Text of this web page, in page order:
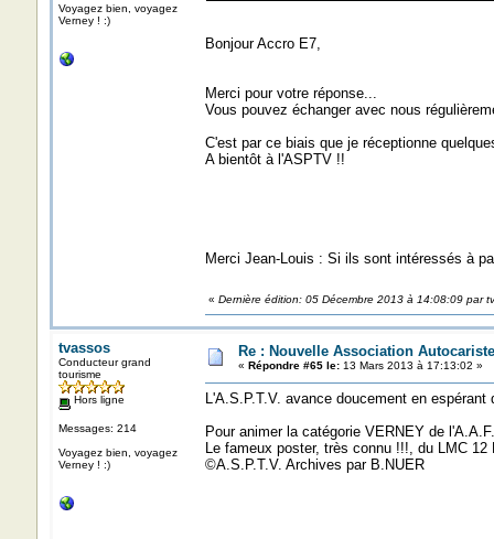
Voyagez bien, voyagez
Verney ! :)
Bonjour Accro E7,
Merci pour votre réponse...
Vous pouvez échanger avec nous
C'est par ce biais que je réceptionne
A bientôt à l'ASPTV !!
Merci Jean-Louis : Si ils sont intéressés à
« Dernière édition: 05 Décembre 2013 à 14:08:09 par
tvassos
Conducteur grand
tourisme
Hors ligne
Messages: 214
Voyagez bien, voyagez
Verney ! :)
Re : Nouvelle Association
« Répondre #65 le:13 Mars 2013 à 17:13:02 »
L'A.S.P.T.V. avance doucement en
Pour animer la catégorie VERNEY de l'A.A.F.
Le fameux poster, très connu !!!, du LMC
©A.S.P.T.V. Archives par B.NUER